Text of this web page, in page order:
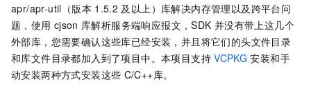
apr/apr-util（版本 1.5.2 及以上）库解决内存管理以及跨平台问
题，使用 cjson 库解析服务端响应报文，SDK 并没有带上这几个
外部库，您需要确认这些库已经安装，并且将它们的头文件目录
和库文件目录都加入到了项目中。本项目支持 VCPKG 安装和手
动安装两种方式安装这些 C/C++库。